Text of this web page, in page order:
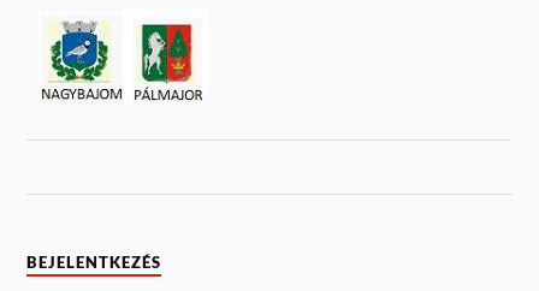
BEJELENTKEZÉS